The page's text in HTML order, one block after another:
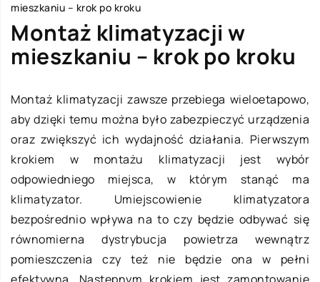
mieszkaniu – krok po kroku
Montaż klimatyzacji w
mieszkaniu – krok po kroku
Montaż klimatyzacji zawsze przebiega wieloetapowo,
aby dzięki temu można było zabezpieczyć urządzenia
oraz zwiększyć ich wydajność działania. Pierwszym
krokiem w montażu klimatyzacji jest wybór
odpowiedniego miejsca, w którym stanąć ma
klimatyzator. Umiejscowienie klimatyzatora
bezpośrednio wpływa na to czy będzie odbywać się
równomierna dystrybucja powietrza wewnątrz
pomieszczenia czy też nie będzie ona w pełni